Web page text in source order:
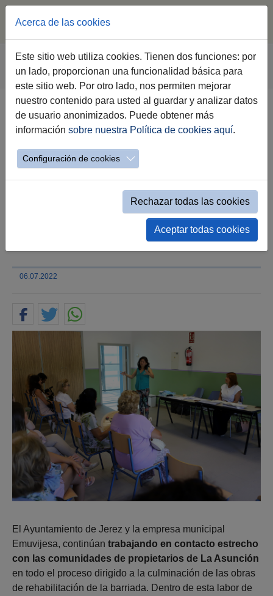
Saltar al contenido principal
Estás aquí:
Jerez.es Webs Municipales
Sala de Prensa
Nota de Prensa
Ayuntamiento y Emuvijesa
encuentros con las comunidades
El asesoramiento municipal está dirigido a
facilitar el cumplimiento de todos los
requisitos necesarios para justificar la
06.07.2022
El Ayuntamiento de Jerez y la empresa municipal
Emuvijesa, continúan trabajando en contacto estrecho
con las comunidades de propietarios de La Asunción
en todo el proceso dirigido a la culminación de las obras
de rehabilitación de la barriada. Dentro de esta labor de
Acerca de las cookies
Este sitio web utiliza cookies. Tienen dos funciones: por
un lado, proporcionan una funcionalidad básica para
este sitio web. Por otro lado, nos permiten mejorar
nuestro contenido para usted al guardar y analizar datos
de usuario anonimizados. Puede obtener más
información sobre nuestra Política de cookies aquí.
Configuración de cookies
Rechazar todas las cookies
Aceptar todas cookies